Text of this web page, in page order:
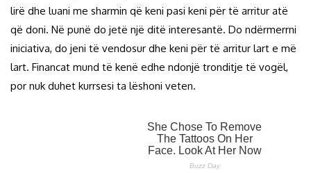
lirë dhe luani me sharmin që keni pasi keni për të arritur atë
që doni. Në punë do jetë një ditë interesantë. Do ndërmerrni
iniciativa, do jeni të vendosur dhe keni për të arritur lart e më
lart. Financat mund të kenë edhe ndonjë tronditje të vogël,
por nuk duhet kurrsesi ta lëshoni veten.